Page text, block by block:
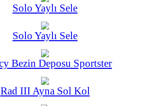
Solo Yaylı Sele
Solo Yaylı Sele
Bezin Deposu Sportster
Rad III Ayna Sol Kol